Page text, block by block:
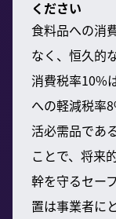
ください
食料品への消
なく、恒久的
消費税率10%
への軽減税率
活必需品であ
ことで、将来
幹を守るセー
置は事業者に